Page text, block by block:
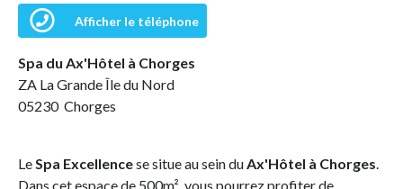
Afficher le téléphone
Spa du Ax'Hôtel à Chorges
ZA La Grande Île du Nord
05230 Chorges
LeSpa Excellencese situe au sein duAx'Hôtel à Chorges.
Dans cet espace de 500m², vous pourrez profiter de